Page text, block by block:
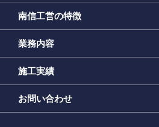
南信工営の特徴
業務内容
施工実績
お問い合わせ